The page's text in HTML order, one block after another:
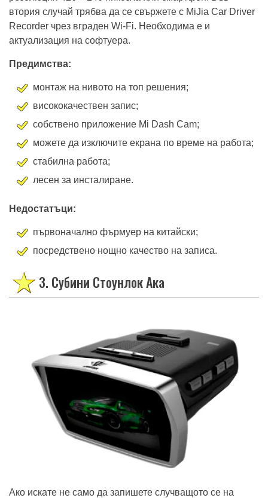
втория случай трябва да се свържете с MiJia Car Driver
Recorder чрез вграден Wi-Fi. Необходима е и
актуализация на софтуера.
Предимства:
монтаж на нивото на топ решения;
висококачествен запис;
собствено приложение Mi Dash Cam;
можете да изключите екрана по време на работа;
стабилна работа;
лесен за инсталиране.
Недостатъци:
първоначално фърмуер на китайски;
посредствено нощно качество на записа.
3. Субини Стоунлок Ака
Ако искате не само да запишете случващото се на